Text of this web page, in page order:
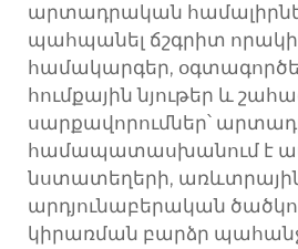
արտադրական
պահպանել ճշգրիտ
համակարգեր,
հումքային նյութեր և
սարքավորումներ՝
համապատասխանում է
նստատեղերի, առևտրային
արդյունաբերական
կիրառման բարձր